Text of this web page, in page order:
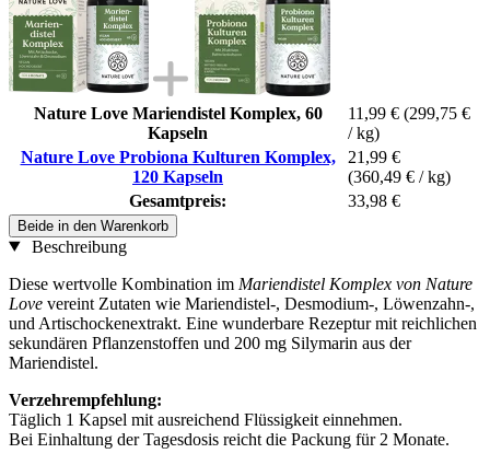
Nature Love Mariendistel Komplex, 60
Kapseln
11,99 € (299,75 €
/ kg)
Nature Love Probiona Kulturen Komplex,
120 Kapseln
21,99 €
(360,49 € / kg)
Gesamtpreis:
33,98 €
Beide in den Warenkorb
Beschreibung
Diese wertvolle Kombination im Mariendistel Komplex von Nature
Love vereint Zutaten wie Mariendistel-, Desmodium-, Löwenzahn-,
und Artischockenextrakt. Eine wunderbare Rezeptur mit reichlichen
sekundären Pflanzenstoffen und 200 mg Silymarin aus der
Mariendistel.
Verzehrempfehlung:
Täglich 1 Kapsel mit ausreichend Flüssigkeit einnehmen.
Bei Einhaltung der Tagesdosis reicht die Packung für 2 Monate.